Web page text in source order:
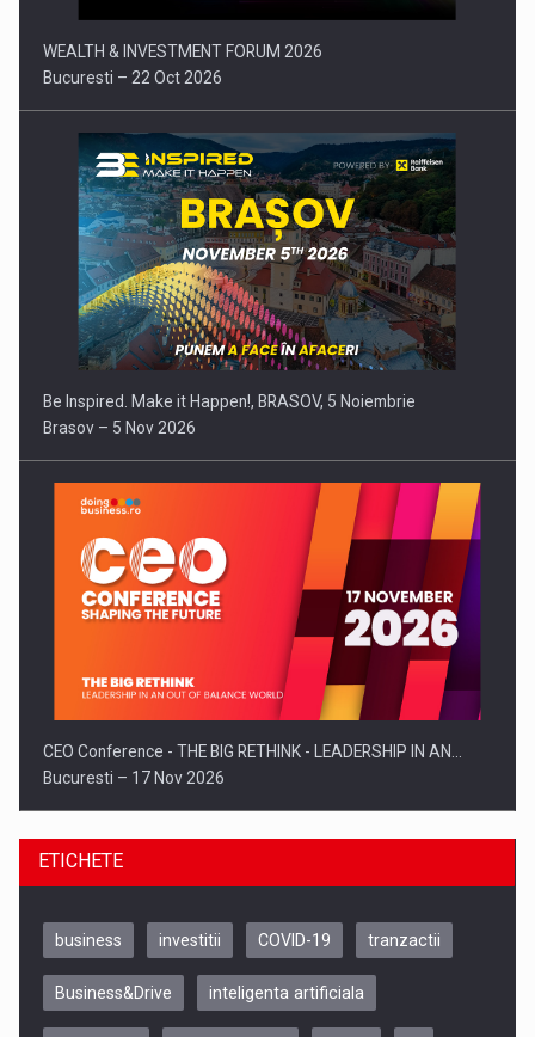
WEALTH & INVESTMENT FORUM 2026
Bucuresti – 22 Oct 2026
Be Inspired. Make it Happen!, BRASOV, 5 Noiembrie
Brasov – 5 Nov 2026
CEO Conference - THE BIG RETHINK - LEADERSHIP IN AN…
Bucuresti – 17 Nov 2026
ETICHETE
business investitii COVID-19 tranzactii
Business&Drive inteligenta artificiala